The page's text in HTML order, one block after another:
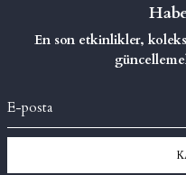
En son etkinlikler,